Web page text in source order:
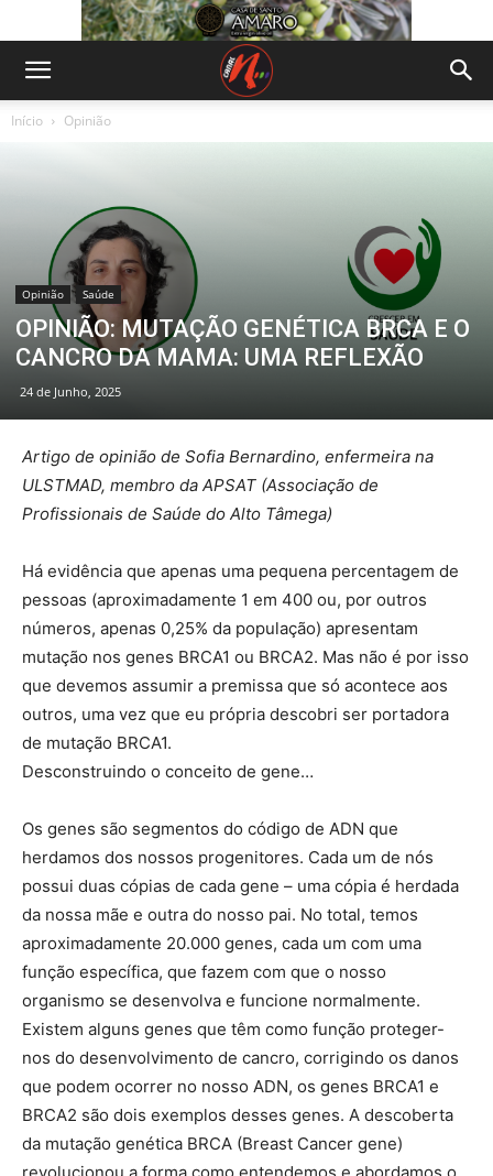
Início Opinião
Opinião Saúde
OPINIÃO: MUTAÇÃO GENÉTICA BRCA E O
CANCRO DA MAMA: UMA REFLEXÃO
24 de Junho, 2025
Artigo de opinião de Sofia Bernardino, enfermeira na
ULSTMAD, membro da APSAT (Associação de
Profissionais de Saúde do Alto Tâmega)
Há evidência que apenas uma pequena percentagem de
pessoas (aproximadamente 1 em 400 ou, por outros
números, apenas 0,25% da população) apresentam
mutação nos genes BRCA1 ou BRCA2. Mas não é por isso
que devemos assumir a premissa que só acontece aos
outros, uma vez que eu própria descobri ser portadora
de mutação BRCA1.
Desconstruindo o conceito de gene…
Os genes são segmentos do código de ADN que
herdamos dos nossos progenitores. Cada um de nós
possui duas cópias de cada gene – uma cópia é herdada
da nossa mãe e outra do nosso pai. No total, temos
aproximadamente 20.000 genes, cada um com uma
função específica, que fazem com que o nosso
organismo se desenvolva e funcione normalmente.
Existem alguns genes que têm como função proteger-
nos do desenvolvimento de cancro, corrigindo os danos
que podem ocorrer no nosso ADN, os genes BRCA1 e
BRCA2 são dois exemplos desses genes. A descoberta
da mutação genética BRCA (Breast Cancer gene)